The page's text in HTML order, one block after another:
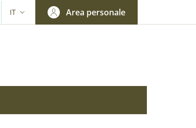
SELETTORE LINGUA: CURRENT LANGUAGE
IT Area personale